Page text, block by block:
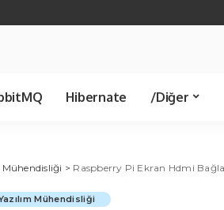
Hibernate /Diğer
Mühendisliği > Raspberry Pi Ekran Hdmi
Mühendisliği